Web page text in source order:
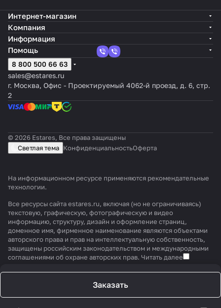
Заказать
Интернет-магазин
Компания
Информация
Помощь
8 800 500 66 63
sales@estares.ru
г. Москва, Офис - Проектируемый 4062-й проезд, д. 6, стр.
2
© 2026 Estares, Все права защищены
Светлая тема КонфиденциальностьОферта
На информационном ресурсе применяются рекомендательные
технологии.
Все ресурсы сайта estares.ru, включая (но не ограничиваясь)
текстовую, графическую, фотографическую и видео
информацию, структуру, дизайн и оформление страниц,
доменное имя, фирменное наименование являются объектами
авторского права и прав на интеллектуальную собственность,
защищены российским законодательством и международными
соглашениями об охране авторских прав. Читать далее